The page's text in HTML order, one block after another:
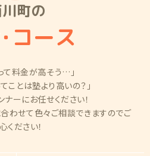
町の
コース
て料金が高そう…」
ことは塾より高いの？」
ナーにお任せください！
わせて色々ご相談できますのでご
ください！